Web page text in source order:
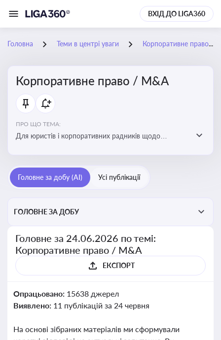
ВХІД ДО LIGA360
Головна Теми в центрі уваги Корпоративне право / M&A
Корпоративне право / M&A
ПРО ЩО ТЕМА:
Для юристів і корпоративних радників щодо
обов’язків мажоритарних і міноритарних акціонерів,
впливу змін у правовому полі на корпоративне
Головне за добу (AI) Усі публікації
ГОЛОВНЕ ЗА ДОБУ
Головне за 24.06.2026 по темі:
Корпоративне право / M&A
ЕКСПОРТ
Опрацьовано: 15638 джерел
Виявлено: 11 публікацій за 24 червня
На основі зібраних матеріалів ми сформували